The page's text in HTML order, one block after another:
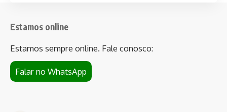
Estamos online
Estamos sempre online. Fale conosco:
Falar no WhatsApp